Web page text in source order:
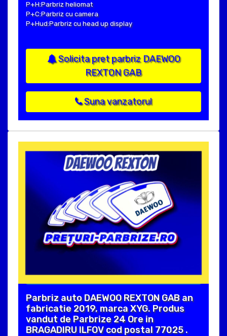
P+H:Parbriz heliomat
P+C:Parbriz cu camera
P+Hud:Parbriz cu head up display
Solicita pret parbriz DAEWOO
REXTON GAB
Suna vanzatorul
Parbriz auto DAEWOO REXTON GAB an
fabricatie 2019, marca XYG. Produs
vandut de Parbrize 24 Ore in
BRAGADIRU ILFOV cod postal 77025 .